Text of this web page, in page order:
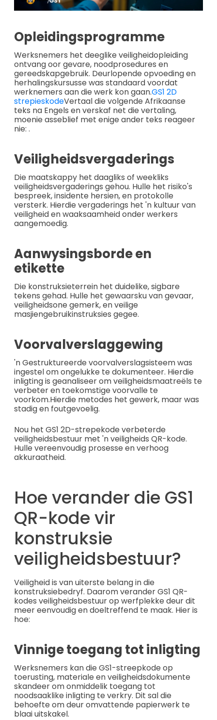
Opleidingsprogramme
Werksnemers het deeglike veiligheidopleiding
ontvang oor gevare, noodprosedures en
gereedskapgebruik. Deurlopende opvoeding en
herhalingskursusse was standaard voordat
werknemers aan die werk kon gaan.GS1 2D
strepieskodeVertaal die volgende Afrikaanse
teks na Engels en verskaf net die vertaling,
moenie asseblief met enige ander teks reageer
nie: .
Veiligheidsvergaderings
Die maatskappy het daagliks of weekliks
veiligheidsvergaderings gehou. Hulle het risiko's
bespreek, insidente hersien, en protokolle
versterk. Hierdie vergaderings het 'n kultuur van
veiligheid en waaksaamheid onder werkers
aangemoedig.
Aanwysingsborde en
etikette
Die konstruksieterrein het duidelike, sigbare
tekens gehad. Hulle het gewaarsku van gevaar,
veiligheidsone gemerk, en veilige
masjiengebruikinstruksies gegee.
Voorvalverslaggewing
'n Gestruktureerde voorvalverslagsisteem was
ingestel om ongelukke te dokumenteer. Hierdie
inligting is geanaliseer om veiligheidsmaatreëls te
verbeter en toekomstige voorvalle te
voorkom.Hierdie metodes het gewerk, maar was
stadig en foutgevoelig.
Nou het GS1 2D-strepekode verbeterde
veiligheidsbestuur met 'n veiligheids QR-kode.
Hulle vereenvoudig prosesse en verhoog
akkuraatheid.
Hoe verander die GS1
QR-kode vir
konstruksie
veiligheidsbestuur?
Veiligheid is van uiterste belang in die
konstruksiebedryf. Daarom verander GS1 QR-
kodes veiligheidsbestuur op werfplekke deur dit
meer eenvoudig en doeltreffend te maak. Hier is
hoe:
Vinnige toegang tot inligting
Werksnemers kan die GS1-streepkode op
toerusting, materiale en veiligheidsdokumente
skandeer om onmiddelik toegang tot
noodsaaklike inligting te verkry. Dit sal die
behoefte om deur omvattende papierwerk te
blaai uitskakel.